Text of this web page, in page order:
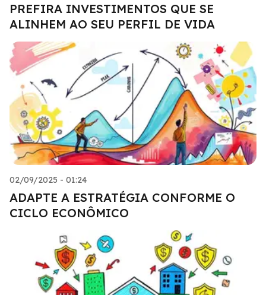
PREFIRA INVESTIMENTOS QUE SE
ALINHEM AO SEU PERFIL DE VIDA
02/09/2025 - 01:24
ADAPTE A ESTRATÉGIA CONFORME O
CICLO ECONÔMICO